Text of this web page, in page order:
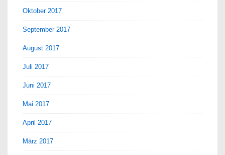
Oktober 2017
September 2017
August 2017
Juli 2017
Juni 2017
Mai 2017
April 2017
März 2017